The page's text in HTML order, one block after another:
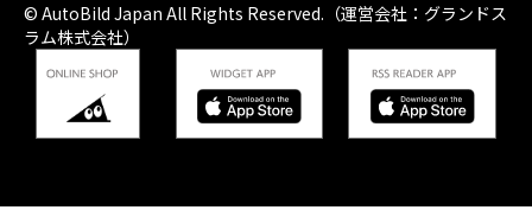
© AutoBild Japan All Rights Reserved.（運営会社：グランドス
ラム株式会社）